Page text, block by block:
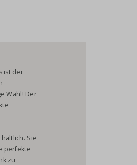
ist der
Wahl! Der
Sie
perfekte
zu